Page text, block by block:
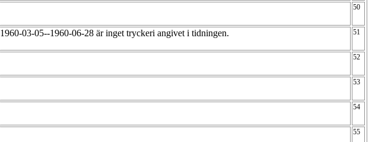
50
1960-03-05--1960-06-28 är inget tryckeri angivet i tidningen. 51
52
53
54
55